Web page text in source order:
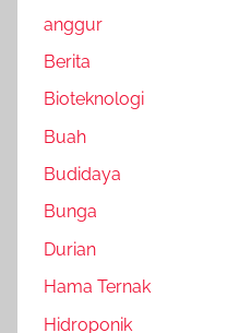
anggur
Berita
Bioteknologi
Buah
Budidaya
Bunga
Durian
Hama Ternak
Hidroponik